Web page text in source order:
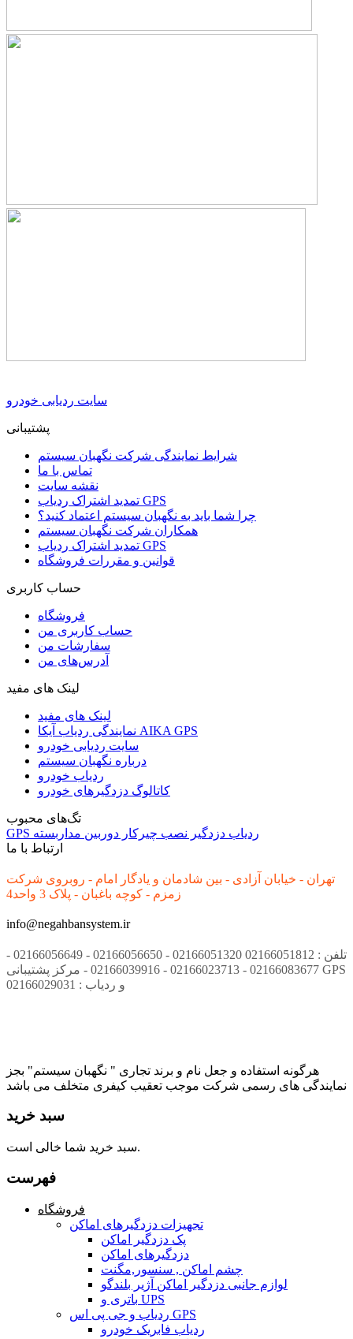
سایت ردیابی خودرو
پشتیبانی
شرایط نمایندگی شرکت نگهبان سیستم
تماس با ما
نقشه سایت
تمدید اشتراک ردیاب GPS
چرا شما باید به نگهبان سیستم اعتماد کنید؟
همکاران شرکت نگهبان سیستم
تمدید اشتراک ردیاب GPS
قوانین و مقررات فروشگاه
حساب کاربری
فروشگاه
حساب کاربری من
سفارشات من
آدرس‌های من
لینک های مفید
لینک های مفید
نمایندگی ردیاب آیکا AIKA GPS
سایت ردیابی خودرو
درباره نگهبان سیستم
ردیاب خودرو
کاتالوگ دزدگیرهای خودرو
تگ‌های محبوب
GPS
ردیاب دزدگیر نصب چیرکار دوربین مداربسته
ارتباط با ما
تهران - خیابان آزادی - بین شادمان و یادگار امام - روبروی شرکت
زمزم - کوچه باغبان - پلاک 3 واحد4
info@negahbansystem.ir
تلفن : 02166051812 02166051320 - 02166056650 - 02166056649 -
02166083677 - 02166023713 - 02166039916 - مرکز پشتیبانی GPS
و ردیاب : 02166029031
هرگونه استفاده و جعل نام و برند تجاری " نگهبان سیستم" بجز
نمایندگی های رسمی شرکت موجب تعقیب کیفری متخلف می باشد
سبد خرید
سبد خرید شما خالی است.
فهرست
فروشگاه
تجهیزات دزدگیرهای اماکن
پک دزدگیر اماکن
دزدگیرهای اماکن
چشم اماکن , سنسور,مگنت
لوازم جانبی دزدگیر اماکن آژیر بلندگو
باتری و UPS
ردیاب و جی پی اس GPS
ردیاب فابریک خودرو